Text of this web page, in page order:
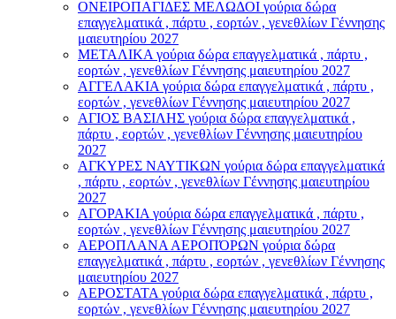
ΟΝΕΙΡΟΠΑΓΙΔΕΣ ΜΕΛΩΔΟΙ γούρια δώρα
επαγγελματικά , πάρτυ , εορτών , γενεθλίων Γέννησης
μαιευτηρίου 2027
ΜΕΤΑΛΙΚΑ γούρια δώρα επαγγελματικά , πάρτυ ,
εορτών , γενεθλίων Γέννησης μαιευτηρίου 2027
ΑΓΓΕΛΑΚΙΑ γούρια δώρα επαγγελματικά , πάρτυ ,
εορτών , γενεθλίων Γέννησης μαιευτηρίου 2027
ΑΓΙΟΣ ΒΑΣΙΛΗΣ γούρια δώρα επαγγελματικά ,
πάρτυ , εορτών , γενεθλίων Γέννησης μαιευτηρίου
2027
ΑΓΚΥΡΕΣ ΝΑΥΤΙΚΩΝ γούρια δώρα επαγγελματικά
, πάρτυ , εορτών , γενεθλίων Γέννησης μαιευτηρίου
2027
ΑΓΟΡΑΚΙΑ γούρια δώρα επαγγελματικά , πάρτυ ,
εορτών , γενεθλίων Γέννησης μαιευτηρίου 2027
ΑΕΡΟΠΛΑΝΑ ΑΕΡΟΠΌΡΩΝ γούρια δώρα
επαγγελματικά , πάρτυ , εορτών , γενεθλίων Γέννησης
μαιευτηρίου 2027
ΑΕΡΟΣΤΑΤΑ γούρια δώρα επαγγελματικά , πάρτυ ,
εορτών , γενεθλίων Γέννησης μαιευτηρίου 2027